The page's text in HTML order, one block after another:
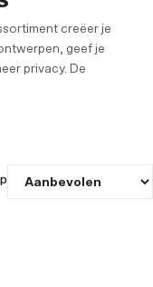
creëer je
geef je
privacy. De